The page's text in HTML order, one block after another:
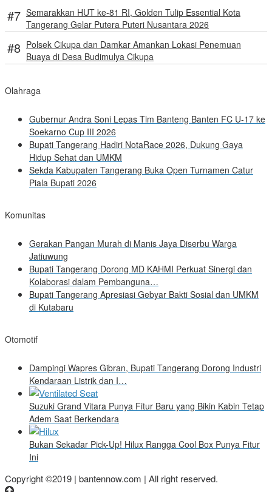
Semarakkan HUT ke-81 RI, Golden Tulip Essential Kota
Tangerang Gelar Putera Puteri Nusantara 2026
Polsek Cikupa dan Damkar Amankan Lokasi Penemuan
Buaya di Desa Budimulya Cikupa
Olahraga
Gubernur Andra Soni Lepas Tim Banteng Banten FC U-17 ke
Soekarno Cup III 2026
Bupati Tangerang Hadiri NotaRace 2026, Dukung Gaya
Hidup Sehat dan UMKM
Sekda Kabupaten Tangerang Buka Open Turnamen Catur
Piala Bupati 2026
Komunitas
Gerakan Pangan Murah di Manis Jaya Diserbu Warga
Jatiuwung
Bupati Tangerang Dorong MD KAHMI Perkuat Sinergi dan
Kolaborasi dalam Pembanguna…
Bupati Tangerang Apresiasi Gebyar Bakti Sosial dan UMKM
di Kutabaru
Otomotif
Dampingi Wapres Gibran, Bupati Tangerang Dorong Industri
Kendaraan Listrik dan I…
Suzuki Grand Vitara Punya Fitur Baru yang Bikin Kabin Tetap
Adem Saat Berkendara
Bukan Sekadar Pick-Up! Hilux Rangga Cool Box Punya Fitur
Ini
Copyright ©2019 | bantennow.com | All right reserved.